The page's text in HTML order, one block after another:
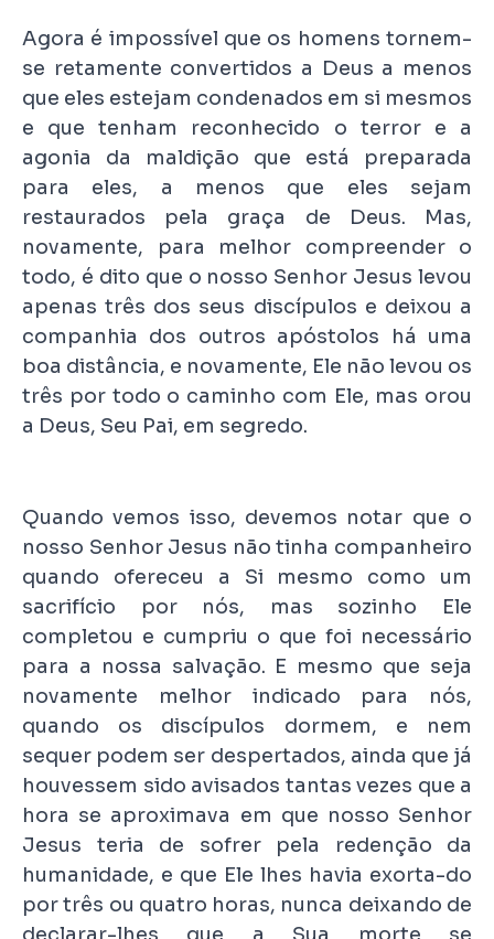
Agora é impossível que os homens tornem-
se retamente convertidos a Deus a menos
que eles estejam condenados em si mesmos
e que tenham reconhecido o terror e a
agonia da maldição que está preparada
para eles, a menos que eles sejam
restaurados pela graça de Deus. Mas,
novamente, para melhor compreender o
todo, é dito que o nosso Senhor Jesus levou
apenas três dos seus discípulos e deixou a
companhia dos outros apóstolos há uma
boa distância, e novamente, Ele não levou os
três por todo o caminho com Ele, mas orou
a Deus, Seu Pai, em segredo.
Quando vemos isso, devemos notar que o
nosso Senhor Jesus não tinha companheiro
quando ofereceu a Si mesmo como um
sacrifício por nós, mas sozinho Ele
completou e cumpriu o que foi necessário
para a nossa salvação. E mesmo que seja
novamente melhor indicado para nós,
quando os discípulos dormem, e nem
sequer podem ser despertados, ainda que já
houvessem sido avisados tantas vezes que a
hora se aproximava em que nosso Senhor
Jesus teria de sofrer pela redenção da
humanidade, e que Ele lhes havia exorta-do
por três ou quatro horas, nunca deixando de